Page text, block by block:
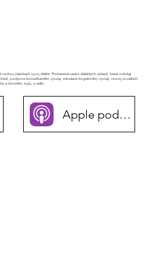
(ne)zkazit vývoj dítěte. Probereme sedm důležitých oblastí, které ovlivňují
podpora komunikačního vývoje, stimulace kognitivního vývoje, rozvoj sociálních
a životního stylu, a další.
Apple podcasty